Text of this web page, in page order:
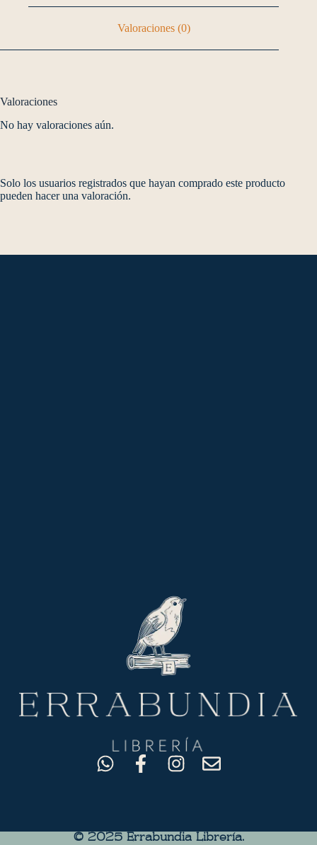
Valoraciones (0)
Valoraciones
No hay valoraciones aún.
Solo los usuarios registrados que hayan comprado este producto
pueden hacer una valoración.
© 2025 Errabundia Librerìa.